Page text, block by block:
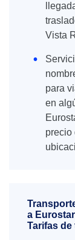
Vista
para
en
precio
a
Tarifas